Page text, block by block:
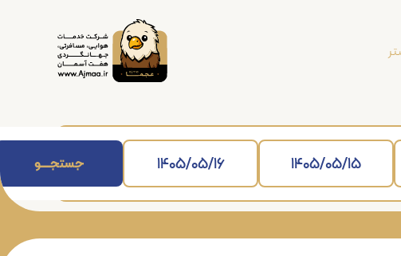
جستجــــــو